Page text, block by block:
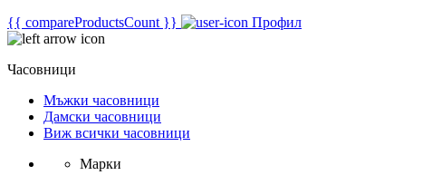
{{ compareProductsCount }}
Профил
Часовници
Мъжки часовници
Дамски часовници
Виж всички часовници
Марки